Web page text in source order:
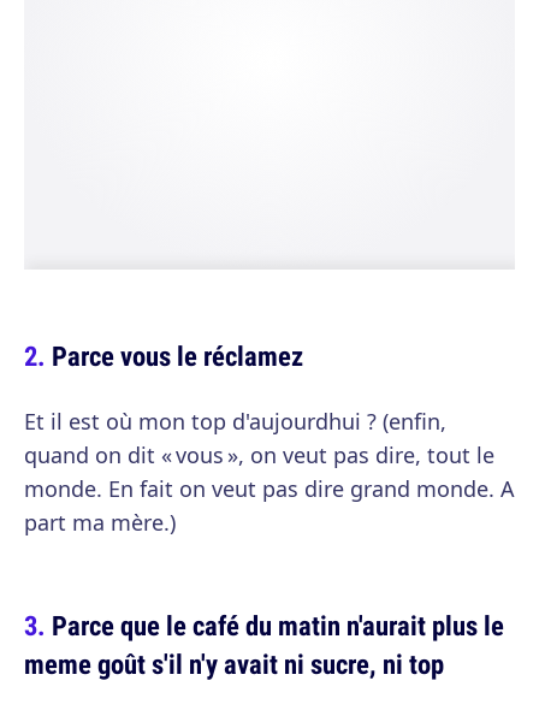
Parce vous le réclamez
Et il est où mon top d'aujourdhui ? (enfin,
quand on dit « vous », on veut pas dire, tout le
monde. En fait on veut pas dire grand monde. A
part ma mère.)
Parce que le café du matin n'aurait plus le
meme goût s'il n'y avait ni sucre, ni top